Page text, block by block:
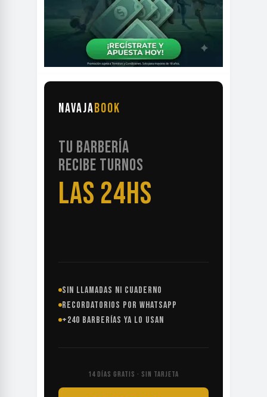
NAVAJABOOK
TU BARBERÍA
RECIBE TURNOS
LAS 24HS
SIN LLAMADAS NI CUADERNO
RECORDATORIOS POR WHATSAPP
+240 BARBERÍAS YA LO USAN
14 DÍAS GRATIS · SIN TARJETA